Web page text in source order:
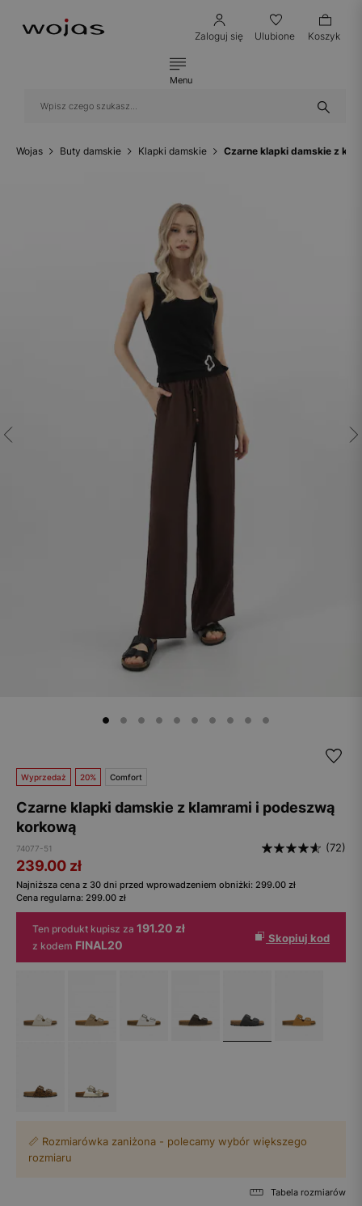
Zaloguj się Ulubione Koszyk
Menu
Wojas Buty damskie Klapki damskie Czarne klapki damskie z
Wyprzedaż 20% Comfort
Czarne klapki damskie z klamrami i podeszwą
korkową
74077-51 (72)
239.00 zł
Najniższa cena z 30 dni przed wprowadzeniem obniżki: 299.00 zł
Cena regularna: 299.00 zł
Ten produkt kupisz za 191.20 zł
z kodem FINAL20 Skopiuj kod
📏 Rozmiarówka zaniżona - polecamy wybór większego
rozmiaru
Tabela rozmiarów